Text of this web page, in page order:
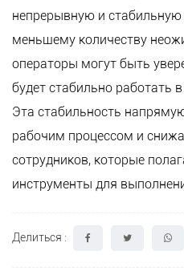
непрерывную и стабильную
меньшему количеству
операторы могут быть
будет стабильно работать
Эта стабильность
рабочим процессом и
сотрудников, которые
инструменты для
Делиться :